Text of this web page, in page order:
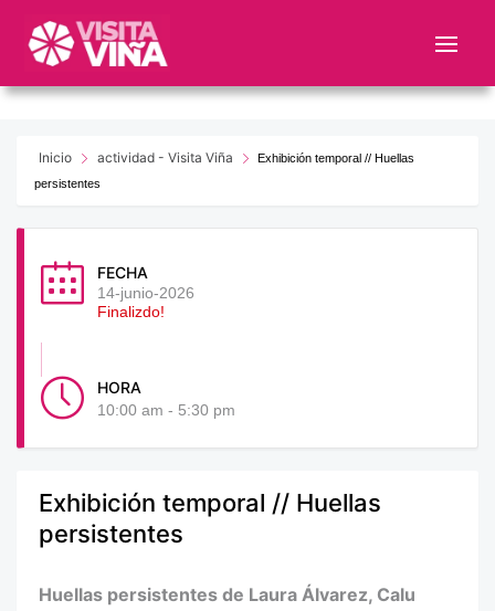
este
web
sistemaInicio actividad - Visita Viña
Exhibición temporal // Huellas
persistentes
FECHA
14-junio-2026
Finalizdo!
HORA
10:00 am - 5:30 pm
Exhibición temporal // Huellas
persistentes
Huellas persistentes de Laura Álvarez, Calu